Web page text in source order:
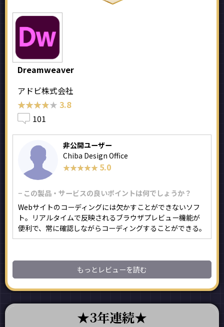
Dreamweaver
アドビ株式会社
★★★★★
★★★★★ 3.8
101
非公開ユーザー
Chiba Design Office
★★★★★
★★★★★ 5.0
− この製品・サービスの良いポイントは何でしょうか？
Webサイトのコーディングには欠かすことができないソフ
ト。リアルタイムで反映されるブラウザプレビュー機能が
便利で、常に確認しながらコーディングすることができる。
もっとレビューを読む
3年連続